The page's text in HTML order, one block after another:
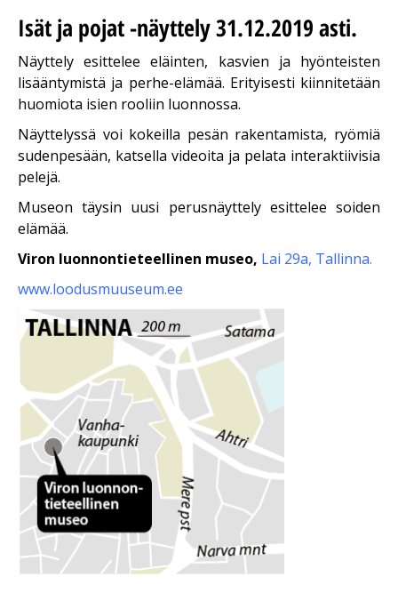
Isät ja pojat -näyttely 31.12.2019 asti.
Näyttely esittelee eläinten, kasvien ja hyönteisten
lisääntymistä ja perhe-elämää. Erityisesti kiinnitetään
huomiota isien rooliin luonnossa.
Näyttelyssä voi kokeilla pesän rakentamista, ryömiä
sudenpesään, katsella videoita ja pelata interaktiivisia
pelejä.
Museon täysin uusi perusnäyttely esittelee soiden
elämää.
Viron luonnontieteellinen museo, Lai 29a, Tallinna.
www.loodusmuuseum.ee